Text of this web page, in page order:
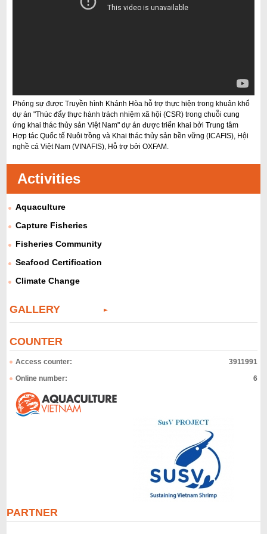
Phóng sự được Truyền hình Khánh Hòa hỗ trợ thực hiện trong khuân khổ
dự án "Thúc đẩy thực hành trách nhiệm xã hội (CSR) trong chuỗi cung
ứng khai thác thủy sản Việt Nam" dự án được triển khai bởi Trung tâm
Hợp tác Quốc tế Nuôi trồng và Khai thác thủy sản bền vững (ICAFIS), Hội
nghề cá Việt Nam (VINAFIS), Hỗ trợ bởi OXFAM.
Activities
Aquaculture
Capture Fisheries
Fisheries Community
Seafood Certification
Climate Change
GALLERY
COUNTER
Access counter:
3911991
Online number:
6
PARTNER